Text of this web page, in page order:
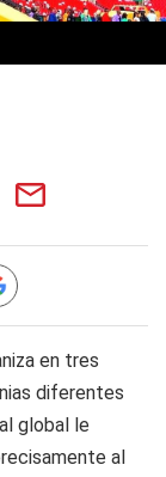
en tres
diferentes
global le
al